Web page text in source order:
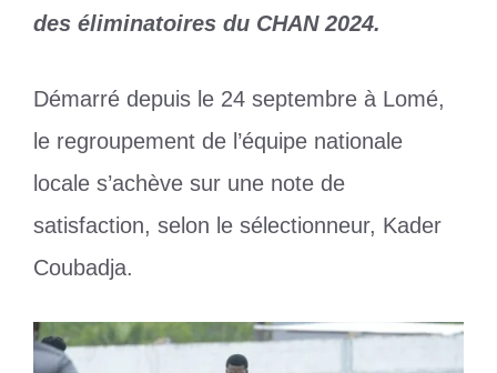
des éliminatoires du CHAN 2024.
Démarré depuis le 24 septembre à Lomé,
le regroupement de l’équipe nationale
locale s’achève sur une note de
satisfaction, selon le sélectionneur, Kader
Coubadja.